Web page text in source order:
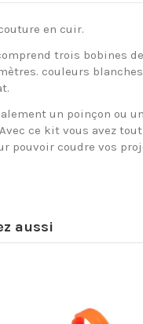
en cuir.
trois bobines
couleurs
un poinçon ou
ce kit vous avez
pouvoir coudre vos
aussi